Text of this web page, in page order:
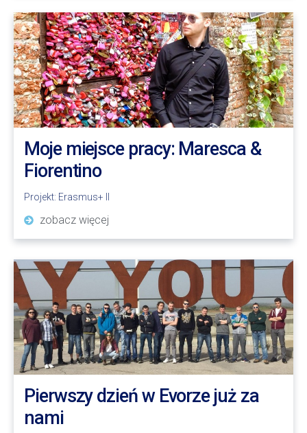
Moje miejsce pracy: Maresca &
Fiorentino
Projekt: Erasmus+ II
zobacz więcej
Pierwszy dzień w Evorze już za
nami